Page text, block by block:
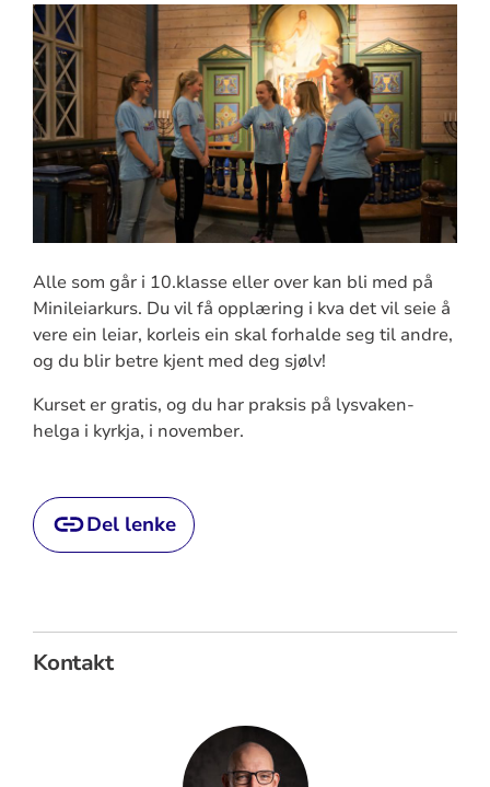
Alle som går i 10.klasse eller over kan bli med på
Minileiarkurs. Du vil få opplæring i kva det vil seie å
vere ein leiar, korleis ein skal forhalde seg til andre,
og du blir betre kjent med deg sjølv!
Kurset er gratis, og du har praksis på lysvaken-
helga i kyrkja, i november.
Del lenke
Kontakt